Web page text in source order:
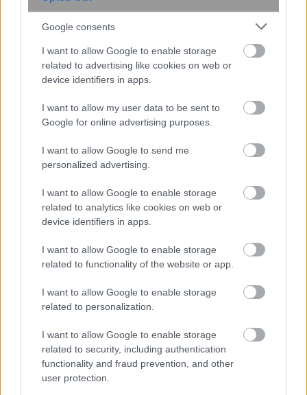
Google consents
I want to allow Google to enable storage
related to advertising like cookies on web or
device identifiers in apps.
I want to allow my user data to be sent to
Google for online advertising purposes.
I want to allow Google to send me
personalized advertising.
I want to allow Google to enable storage
related to analytics like cookies on web or
device identifiers in apps.
I want to allow Google to enable storage
related to functionality of the website or app.
I want to allow Google to enable storage
related to personalization.
I want to allow Google to enable storage
related to security, including authentication
functionality and fraud prevention, and other
user protection.
Νέοι υπέρλεπτοι υπεραγωγοί
ανοίγουν τον δρόμο για μικρότερες
και αποδοτικότερες κβαντικές
συσκευές
Νέα μέθοδος μετατρέπει το PVC σε